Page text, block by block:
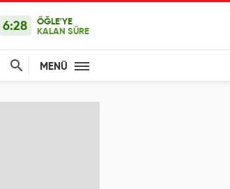
6:28
ÖĞLE'YE
KALAN SÜRE
MENÜ